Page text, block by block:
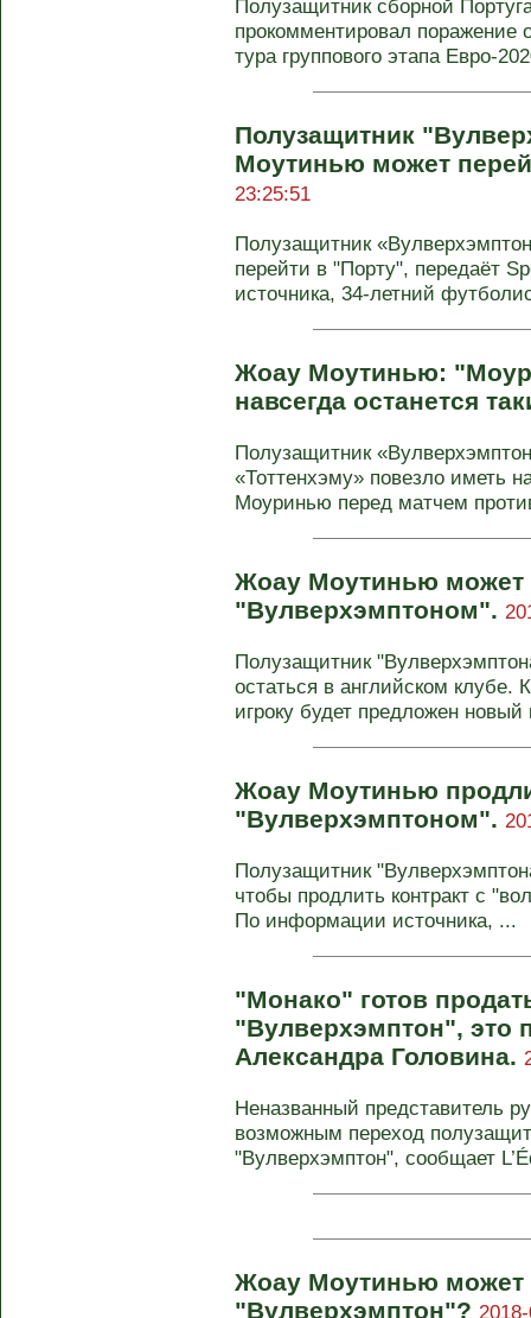
Полузащитник сборной
прокомментировал поражение
тура группового этапа Евро-
Полузащитник
Моутинью может
23:25:51
Полузащитник
перейти в "Порту", передаёт
источника, 34-летний
Жоау Моутинью:
навсегда останется
Полузащитник
«Тоттенхэму» повезло иметь
Моуринью перед матчем
Жоау Моутинью может
"Вулверхэмптоном".
Полузащитник
остаться в английском клубе.
игроку будет предложен новый
Жоау Моутинью
"Вулверхэмптоном".
Полузащитник
чтобы продлить контракт с
По информации источника, ...
"Монако" готов
"Вулверхэмптон", это
Александра Головина.
Неназванный представитель
возможным переход
"Вулверхэмптон", сообщает
Жоау Моутинью может
"Вулверхэмптон"?